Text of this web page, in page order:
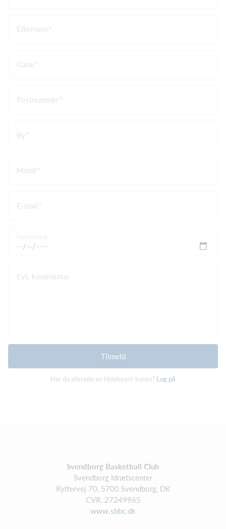
Efternavn
Gade
Postnummer
By
Mobil
E-mail
Evt. kommentar
Tilmeld
Har du allerede en Holdsport-konto? Log på
Svendborg Basketball Club
Svendborg Idrætscenter
Ryttervej 70, 5700 Svendborg, DK
CVR. 27249965
www.sbbc.dk